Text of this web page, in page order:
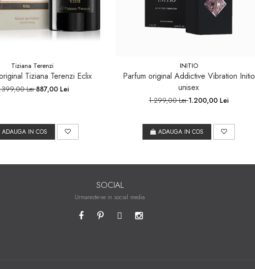
Tiziana Terenzi
Tiziana Terenzi Eclix
Lei887,00 Lei
ADAUGA IN COS
INITIO
Parfum original Addictive Vibration Initio
unisex
1.299,00 Lei1.200,00 Lei
ADAUGA IN COS
SOCIAL
Urmareste-ne in social media